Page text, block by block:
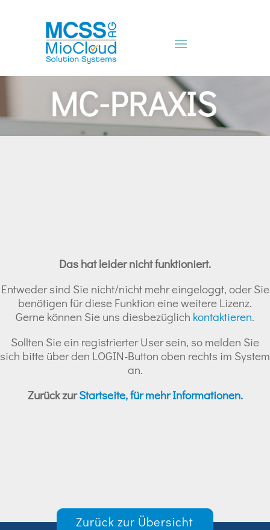
Das hat leider nicht funktioniert.
Entweder sind Sie nicht/nicht mehr eingeloggt, oder Sie
benötigen für diese Funktion eine weitere Lizenz.
Gerne können Sie uns diesbezüglich kontaktieren.
Sollten Sie ein registrierter User sein, so melden Sie
sich bitte über den LOGIN-Button oben rechts im System
an.
Zurück zurStartseite, für mehr Informationen.
Zurück zur Übersicht